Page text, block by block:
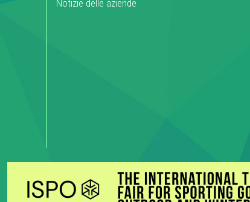
Notizie delle aziende